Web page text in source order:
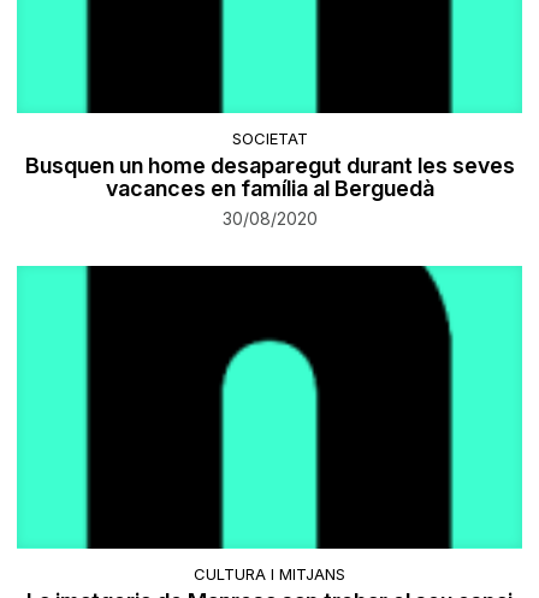
SOCIETAT
Busquen un home desaparegut durant les seves
vacances en família al Berguedà
30/08/2020
CULTURA I MITJANS